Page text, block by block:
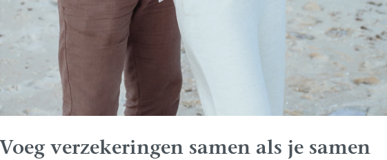
Voeg verzekeringen samen als je samen